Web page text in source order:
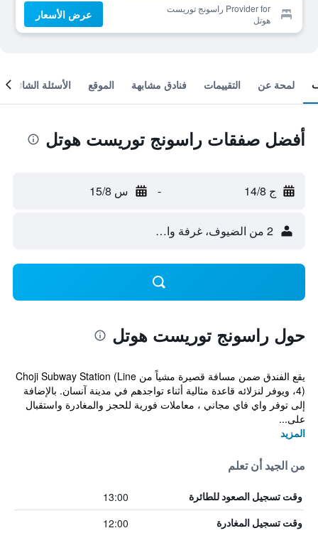
Provider for راسونج توريست
هوتل
عرض الأسعار
لمحة عن التقييمات فنادق مشابهة الموقع الأسئلة الشائعة
أفضل صفقات راسونج توريست هوتل
ج 14/8 - س 15/8
2 من الضيوف، غرفة واحدة
حول راسونج توريست هوتل
يقع الفندق ضمن مسافة قصيرة مشياً من Choji Subway Station (Line
4)، ويوفر لنزلائه قاعدة مثالية أثناء تواجدهم في مدينة آنسان. بالإضافة
إلى توفر واي فاي مجاني ، معاملات فورية للحجز والمغادرة واستقبال
على...
المزيد
من الجيد أن تعلم
وقت تسجيل الصعود للطائرة 13:00
وقت تسجيل المغادرة 12:00